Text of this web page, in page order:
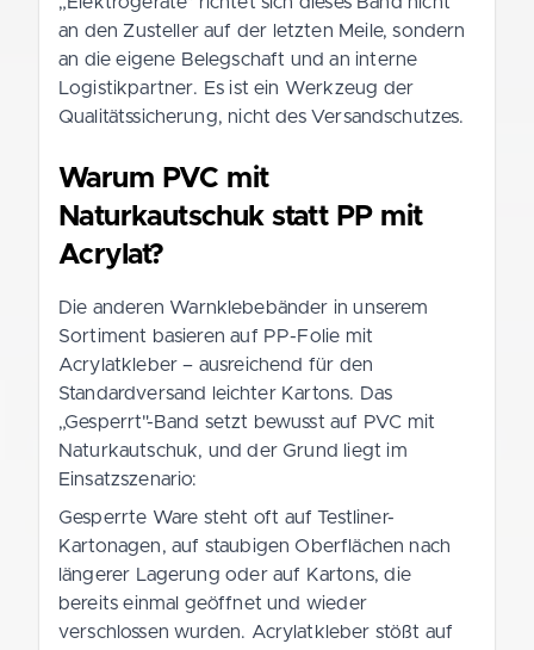
an den Zusteller auf der letzten Meile, sondern
an die eigene Belegschaft und an interne
Logistikpartner. Es ist ein Werkzeug der
Qualitätssicherung, nicht des Versandschutzes.
Warum PVC mit
Naturkautschuk statt PP mit
Acrylat?
Die anderen Warnklebebänder in unserem
Sortiment basieren auf PP-Folie mit
Acrylatkleber – ausreichend für den
Standardversand leichter Kartons. Das
„Gesperrt"-Band setzt bewusst auf PVC mit
Naturkautschuk, und der Grund liegt im
Einsatzszenario:
Gesperrte Ware steht oft auf Testliner-
Kartonagen, auf staubigen Oberflächen nach
längerer Lagerung oder auf Kartons, die
bereits einmal geöffnet und wieder
verschlossen wurden. Acrylatkleber stößt auf